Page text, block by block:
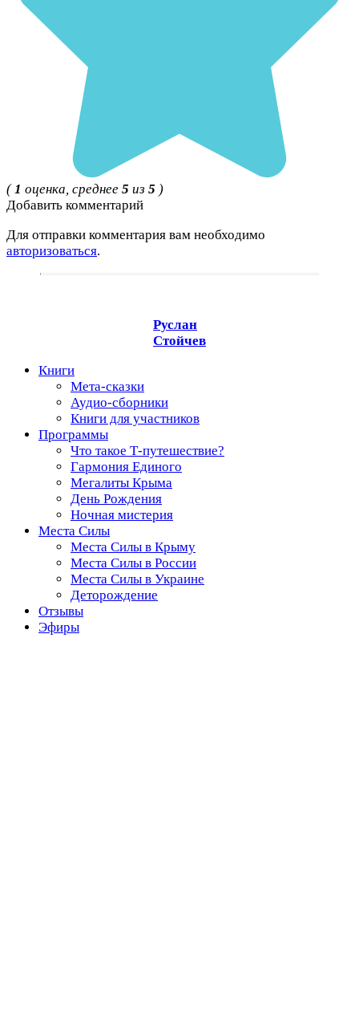
(1 оценка, среднее 5 из 5 )
Добавить комментарий
Для отправки комментария вам необходимо
авторизоваться.
Руслан
Стойчев
Книги
Мета-сказки
Аудио-сборники
Книги для участников
Программы
Что такое Т-путешествие?
Гармония Единого
Мегалиты Крыма
День Рождения
Ночная мистерия
Места Силы
Места Силы в Крыму
Места Силы в России
Места Силы в Украине
Деторождение
Отзывы
Эфиры